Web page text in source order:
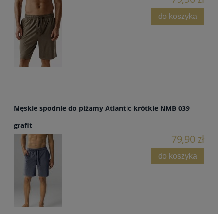
do koszyka
Męskie spodnie do piżamy Atlantic krótkie NMB 039
grafit
79,90 zł
do koszyka